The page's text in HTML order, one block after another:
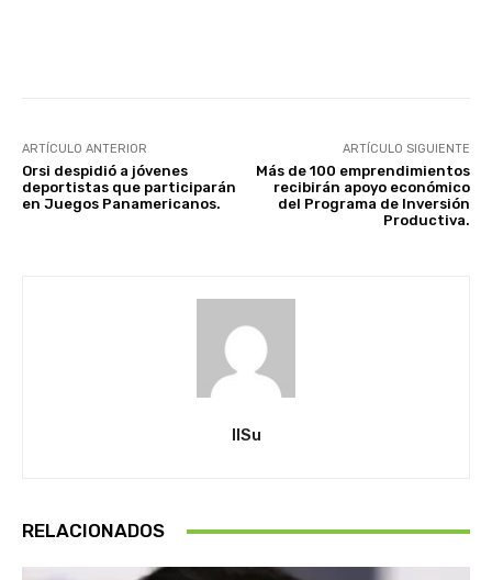
ARTÍCULO ANTERIOR
Orsi despidió a jóvenes
deportistas que participarán
en Juegos Panamericanos.
ARTÍCULO SIGUIENTE
Más de 100 emprendimientos
recibirán apoyo económico
del Programa de Inversión
Productiva.
IlSu
RELACIONADOS